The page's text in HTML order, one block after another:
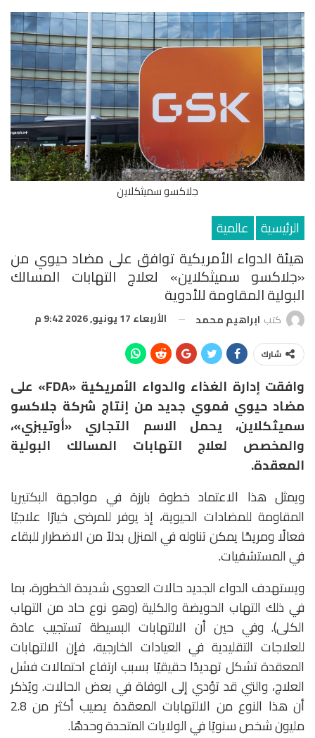
جلاكسو سميثكلاين
الرئيسية عالمية
هيئة الدواء الأمريكية توافق على مضاد حيوي من
«جلاكسو سميثكلاين» لعلاج التهابات المسالك
البولية المقاومة للأدوية
كتب ابراهيم محمد الأربعاء 17 يونيو, 2026 9:42 م
شارك
وافقت إدارة الغذاء والدواء الأمريكية «FDA» على
مضاد حيوي فموي جديد من إنتاج شركة جلاكسو
سميثكلاين، يحمل الاسم التجاري «أوتيبزي»،
والمخصص لعلاج التهابات المسالك البولية
المعقدة.
ويمثل هذا الاعتماد خطوة بارزة في مواجهة البكتيريا
المقاومة للمضادات الحيوية، إذ يوفر للمرضى خيارًا علاجيًا
فعالًا ومريحًا يمكن تناوله في المنزل بدلاً من الاضطرار للبقاء
في المستشفيات.
ويستهدف الدواء الجديد حالات العدوى شديدة الخطورة، بما
في ذلك التهاب الحويضة والكلية (وهو نوع حاد من التهاب
الكلى). وفي حين أن الالتهابات البسيطة تستجيب عادة
للعلاجات التقليدية في العيادات الخارجية، فإن الالتهابات
المعقدة تشكل تهديدًا حقيقيًا بسبب ارتفاع احتمالات فشل
العلاج، والتي قد تؤدي إلى الوفاة في بعض الحالات. ويُذكر
أن هذا النوع من الالتهابات المعقدة يصيب أكثر من 2.8
مليون شخص سنويًا في الولايات المتحدة وحدهًا.